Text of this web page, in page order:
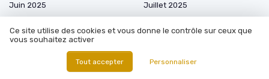
Juin 2025
Juillet 2025
Octobre 2025
Décembre 2025
Ce site utilise des cookies et vous donne le contrôle sur ceux que
vous souhaitez activer
Tout accepter Personnaliser